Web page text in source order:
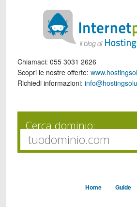
Chiamaci: 055 3031 2626
Scopri le nostre offerte:
Richiedi informazioni:
Cerca dominio:
Home Guide